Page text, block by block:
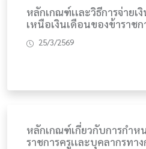
หลักเกณฑ์เเละวิธีการจ่าย
เหนือเงินเดือนของข้าราชก
25/3/2569
หลักเกณฑ์เกี่ยวกับการกำห
ราชการครูเเละบุคลากรทา